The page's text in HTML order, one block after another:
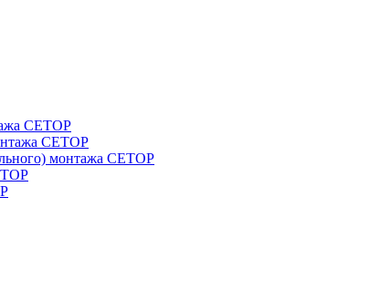
СЕТОР
CETOP
монтажа CETOP